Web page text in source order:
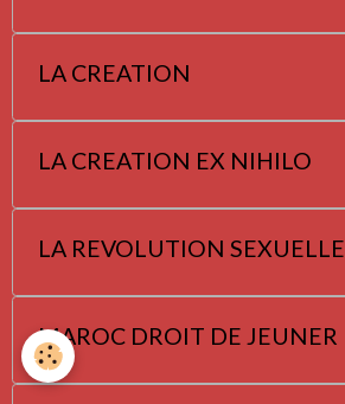
LA CREATION
LA CREATION EX NIHILO
LA REVOLUTION SEXUELLE
MAROC DROIT DE JEUNER